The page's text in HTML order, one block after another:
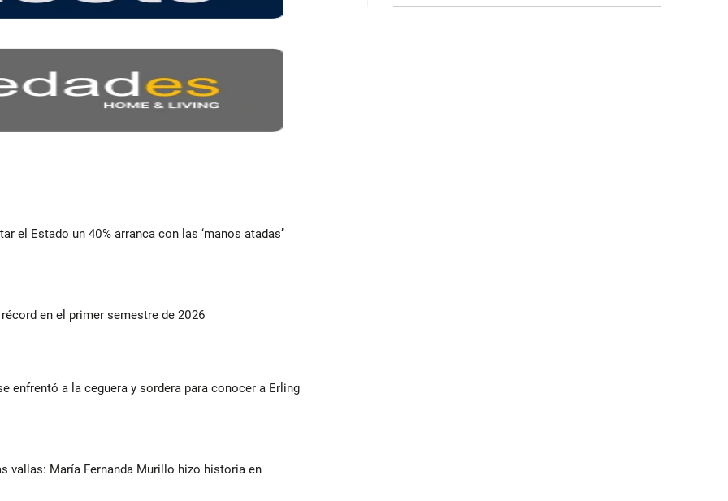
el Estado un 40% arranca con las ‘manos atadas’
en el primer semestre de 2026
enfrentó a la ceguera y sordera para conocer a Erling
vallas: María Fernanda Murillo hizo historia en